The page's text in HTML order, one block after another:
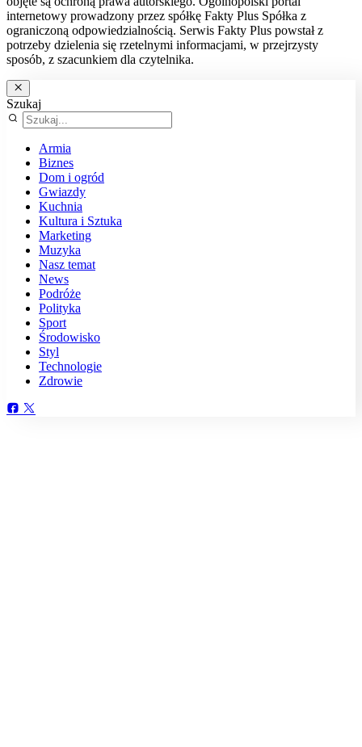
internetowy prowadzony przez spółkę Fakty Plus Spółka z
ograniczoną odpowiedzialnością. Serwis Fakty Plus powstał z
potrzeby dzielenia się rzetelnymi informacjami, w przejrzysty
sposób, z szacunkiem dla czytelnika.
Szukaj
Armia
Biznes
Dom i ogród
Gwiazdy
Kuchnia
Kultura i Sztuka
Marketing
Muzyka
Nasz temat
News
Podróże
Polityka
Sport
Środowisko
Styl
Technologie
Zdrowie